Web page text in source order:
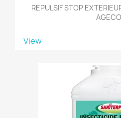
REPULSIF STOP
View